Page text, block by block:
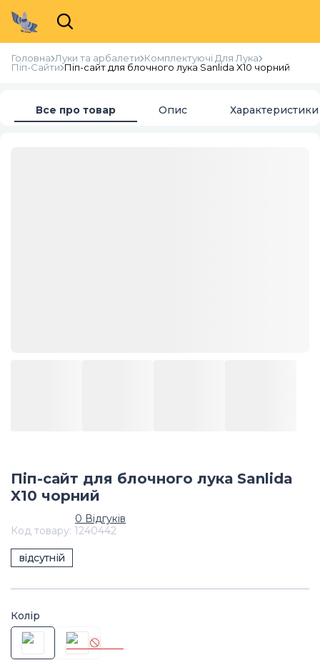
Головна Луки та арбалети Комплектуючі Для Лука
Піп-Сайти Піп-сайт для блочного лука Sanlida X10 чорний
Все про товар Опис Характеристики
Піп-сайт для блочного лука Sanlida
X10 чорний
0 Відгуків
Код товару: 1240442
відсутній
Колір